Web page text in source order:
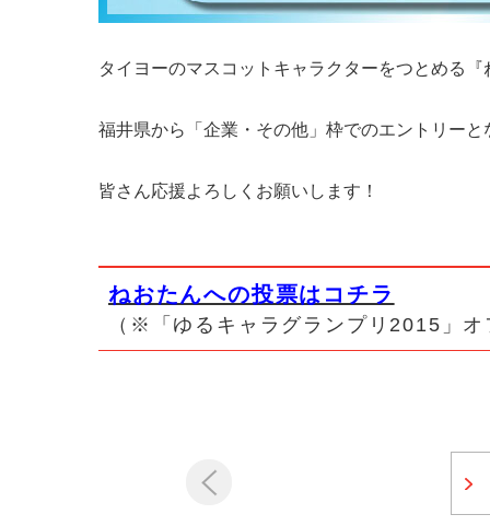
タイヨーのマスコットキャラクターをつとめる
福井県から「企業・その他」枠でのエントリー
皆さん応援よろしくお願いします！
ねおたんへの投票はコチラ
（※「ゆるキャラグランプリ2015」